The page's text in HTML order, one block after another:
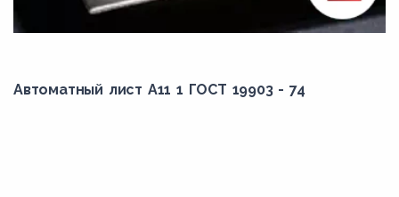
Автоматный лист А11 1 ГОСТ 19903 - 74